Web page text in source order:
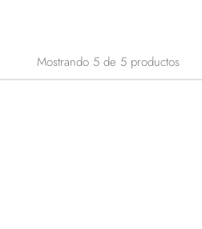
Mostrando5 de 5 productos